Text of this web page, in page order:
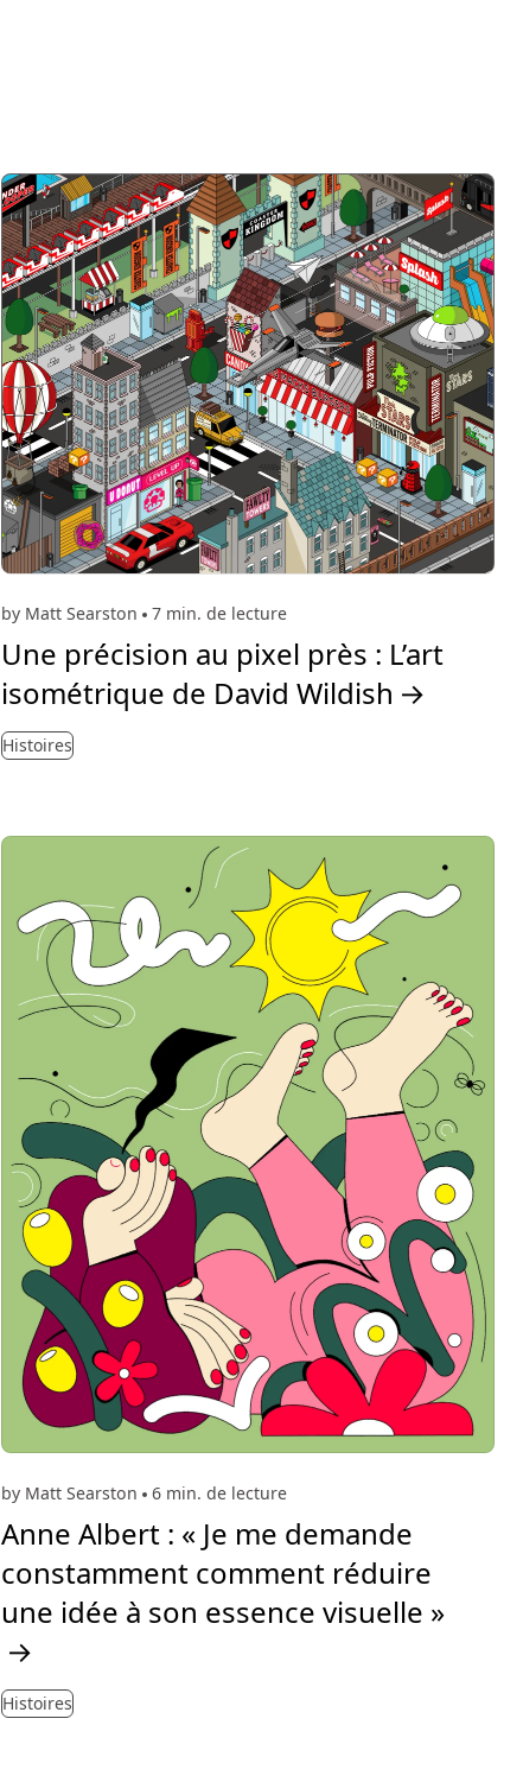
by Matt Searston 7 min. de lecture
Une précision au pixel près : L’art
isométrique de David Wildish →
Histoires
by Matt Searston 6 min. de lecture
Anne Albert : « Je me demande
constamment comment réduire
une idée à son essence visuelle »
→
Histoires